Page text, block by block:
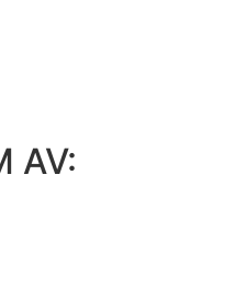
AV: